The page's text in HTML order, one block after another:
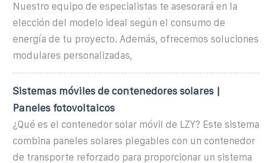
Nuestro equipo de especialistas te asesorará en la
elección del modelo ideal según el consumo de
energía de tu proyecto. Además, ofrecemos soluciones
modulares personalizadas,
Sistemas móviles de contenedores solares |
Paneles fotovoltaicos
¿Qué es el contenedor solar móvil de LZY? Este sistema
combina paneles solares plegables con un contenedor
de transporte reforzado para proporcionar un sistema